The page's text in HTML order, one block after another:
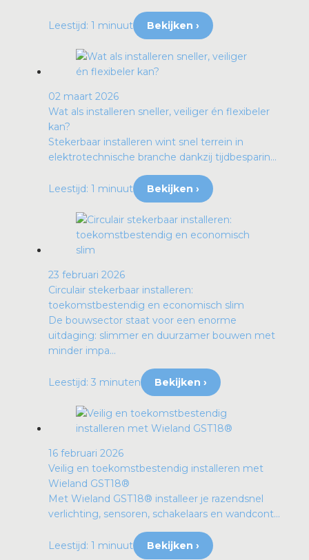
Leestijd: 1 minuut Bekijken ›
02 maart 2026
Wat als installeren sneller, veiliger én flexibeler
kan?
Stekerbaar installeren wint snel terrein in
elektrotechnische branche dankzij tijdbesparin...
Leestijd: 1 minuut Bekijken ›
23 februari 2026
Circulair stekerbaar installeren:
toekomstbestendig en economisch slim
De bouwsector staat voor een enorme
uitdaging: slimmer en duurzamer bouwen met
minder impa...
Leestijd: 3 minuten Bekijken ›
16 februari 2026
Veilig en toekomstbestendig installeren met
Wieland GST18®
Met Wieland GST18® installeer je razendsnel
verlichting, sensoren, schakelaars en wandcont...
Leestijd: 1 minuut Bekijken ›